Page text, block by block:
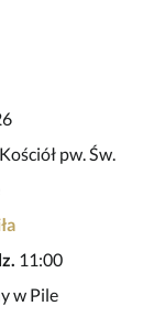
pw. Św.
11:00
w Pile